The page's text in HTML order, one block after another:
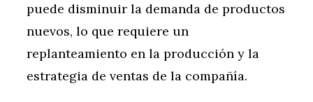
puede disminuir la demanda de productos
nuevos, lo que requiere un
replanteamiento en la producción y la
estrategia de ventas de la compañía.